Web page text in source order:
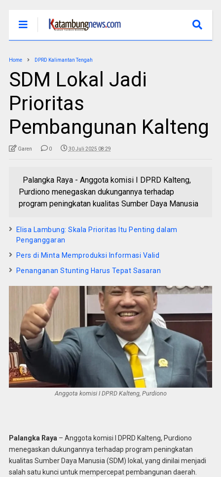
Home DPRD Kalimantan Tengah
SDM Lokal Jadi
Prioritas
Pembangunan Kalteng
Garen 0 30 Juli 2025 08:29
Palangka Raya - Anggota komisi I DPRD Kalteng,
Purdiono menegaskan dukungannya terhadap
program peningkatan kualitas Sumber Daya Manusia
Elisa Lambung: Skala Prioritas Itu Penting dalam
Penganggaran
Pers di Minta Memproduksi Informasi Valid
Penanganan Stunting Harus Tepat Sasaran
Anggota komisi I DPRD Kalteng, Purdiono
Palangka Raya – Anggota komisi I DPRD Kalteng, Purdiono
menegaskan dukungannya terhadap program peningkatan
kualitas Sumber Daya Manusia (SDM) lokal, yang dinilai menjadi
salah satu kunci untuk mempercepat pembangunan daerah.